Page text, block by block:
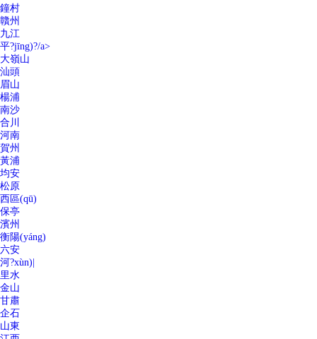
鐘村
贛州
九江
平?jīng)?/a>
大嶺山
汕頭
眉山
楊浦
南沙
合川
河南
賀州
黃浦
均安
松原
西區(qū)
保亭
濱州
衡陽(yáng)
六安
河?xùn)|
里水
金山
甘肅
企石
山東